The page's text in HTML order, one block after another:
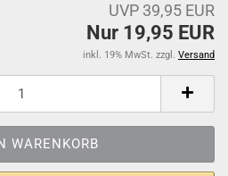
UVP 39,95 EUR
Nur 19,95 EUR
inkl. 19% MwSt. zzgl. Versand